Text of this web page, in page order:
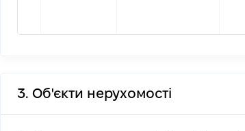
3. Об'єкти нерухомості